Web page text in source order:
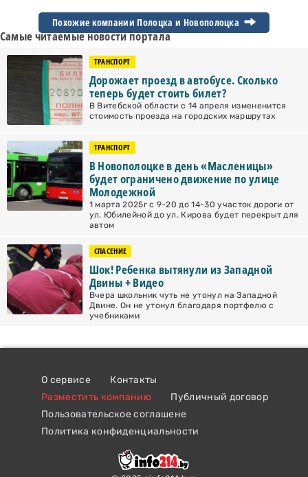
Похожие компании Полоцка и Новополоцка
Самые читаемые новости портала
ТРАНСПОРТ
Дорожает проезд в автобусе. Сколько
теперь будет стоить билет?
В Витебской области с 14 апреля измененится
стоимость проезда на городских маршрутах
ТРАНСПОРТ
В Новополоцке в день «Масленицы»
будет ограничено движение по улице
Молодежной
1 марта 2025г с 9-20 до 14-30 участок дороги от
ул. Юбилейной до ул. Кирова будет перекрыт для
автом
СПАСЕНИЕ
Шок! Ребенка вытянули из Западной
Двины + Видео
Вчера школьник чуть не утонул на Западной
Двине. Он не утонул благодаря портфелю с
учебниками
О сервисе
Контакты
Разместить компанию
Публичный договор
Пользовательское соглашене
Политика конфиденциальности